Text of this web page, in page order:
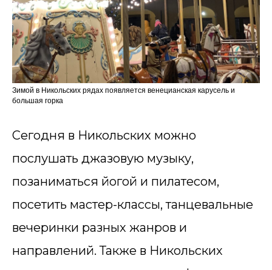
Зимой в Никольских рядах появляется венецианская карусель и
большая горка
Сегодня в Никольских можно
послушать джазовую музыку,
позаниматься йогой и пилатесом,
посетить мастер-классы, танцевальные
вечеринки разных жанров и
направлений. Также в Никольских